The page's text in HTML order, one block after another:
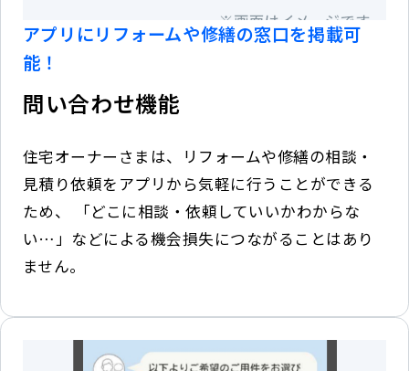
アプリにリフォームや修繕の窓口を掲載可
能！
問い合わせ機能
住宅オーナーさまは、リフォームや修繕の相談・
見積り依頼をアプリから気軽に行うことができる
ため、 「どこに相談・依頼していいかわからな
い…」などによる機会損失につながることはあり
ません。